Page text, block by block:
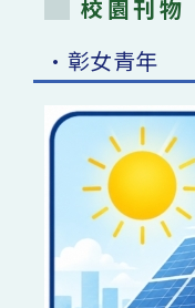
校園刊物
•彰女青年